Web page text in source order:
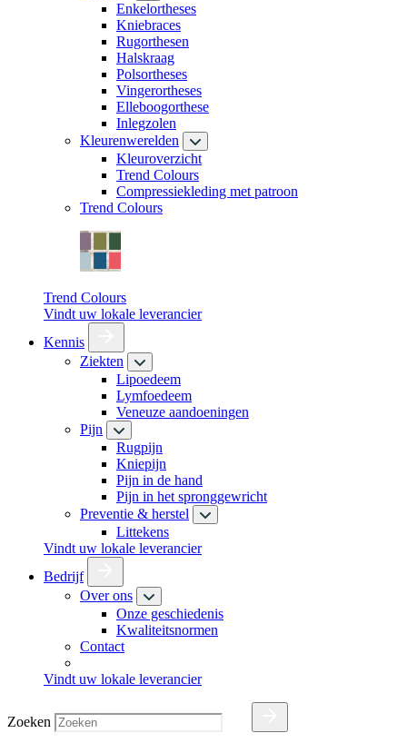
Enkelortheses
Kniebraces
Rugorthesen
Halskraag
Polsortheses
Vingerortheses
Elleboogorthese
Inlegzolen
Kleurenwerelden
Kleuroverzicht
Trend Colours
Compressiekleding met patroon
Trend Colours
Trend Colours
Vindt uw lokale leverancier
Kennis
Ziekten
Lipoedeem
Lymfoedeem
Veneuze aandoeningen
Pijn
Rugpijn
Kniepijn
Pijn in de hand
Pijn in het spronggewricht
Preventie & herstel
Littekens
Vindt uw lokale leverancier
Bedrijf
Over ons
Onze geschiedenis
Kwaliteitsnormen
Contact
Vindt uw lokale leverancier
Zoeken